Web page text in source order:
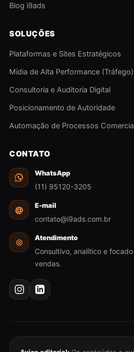
Blog i9ads
SOLUÇÕES
Plataformas e Sites Estratégicos
Mídia de Alta Performance (Tráfego)
Consultoria e Auditoria Digital
Posicionamento de Autoridade
Automação de Processos
CONTATO
WhatsApp
(11) 95120-3205
@ E-mail
contato@i9ads.com.br
◎ Atendimento
Consultivo, analítico e
vendas.